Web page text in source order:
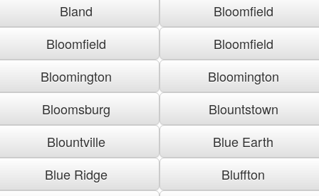
Bland
Bloomfield
Bloomfield
Bloomfield
Bloomington
Bloomington
Bloomsburg
Blountstown
Blountville
Blue Earth
Blue Ridge
Bluffton